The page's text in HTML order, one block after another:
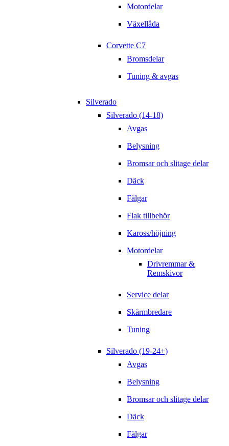
Motordelar
Växellåda
Corvette C7
Bromsdelar
Tuning & avgas
Silverado
Silverado (14-18)
Avgas
Belysning
Bromsar och slitage delar
Däck
Fälgar
Flak tillbehör
Kaross/höjning
Motordelar
Drivremmar &
Remskivor
Service delar
Skärmbredare
Tuning
Silverado (19-24+)
Avgas
Belysning
Bromsar och slitage delar
Däck
Fälgar